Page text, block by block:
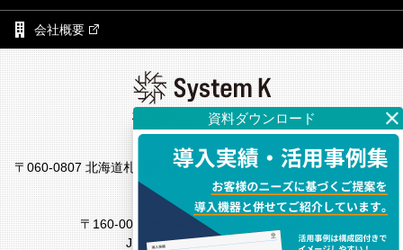
会社概要
株式会社システム・ケイ
本社
〒060-0807 北海道札幌市北区北7条西4丁目1番地2 KDX札幌ビル7
東京支社
〒160-0022 東京都新宿区新宿4丁目1番6号
JR新宿ミライナタワー18F